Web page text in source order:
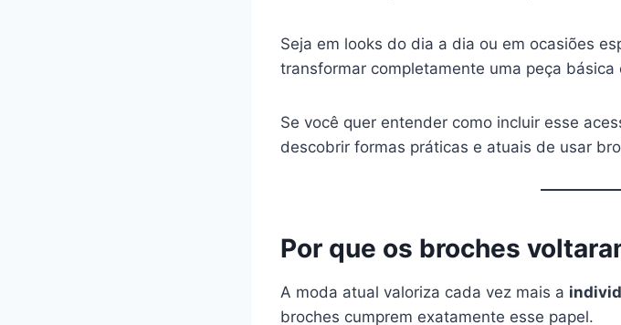
Seja em looks do dia a dia ou em ocasiões
transformar completamente uma peça
Se você quer entender como incluir esse
descobrir formas práticas e atuais de usar
Por que os broches
A moda atual valoriza cada vez mais a
broches cumprem exatamente esse papel.